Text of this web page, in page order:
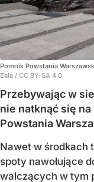
Pomnik Powstania
Zala / CC BY-SA 4.0
Przebywając w
nie natknąć się
Powstania
Nawet w środkach
spoty nawołujące
walczących w tym